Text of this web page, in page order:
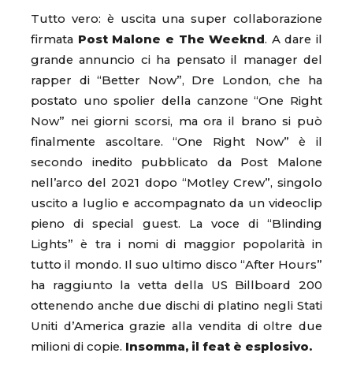
Tutto vero: è uscita una super collaborazione
firmata Post Malone e The Weeknd. A dare il
grande annuncio ci ha pensato il manager del
rapper di “Better Now”, Dre London, che ha
postato uno spolier della canzone “One Right
Now” nei giorni scorsi, ma ora il brano si può
finalmente ascoltare. “One Right Now” è il
secondo inedito pubblicato da Post Malone
nell’arco del 2021 dopo “Motley Crew”, singolo
uscito a luglio e accompagnato da un videoclip
pieno di special guest. La voce di “Blinding
Lights” è tra i nomi di maggior popolarità in
tutto il mondo. Il suo ultimo disco “After Hours”
ha raggiunto la vetta della US Billboard 200
ottenendo anche due dischi di platino negli Stati
Uniti d’America grazie alla vendita di oltre due
milioni di copie. Insomma, il feat è esplosivo.